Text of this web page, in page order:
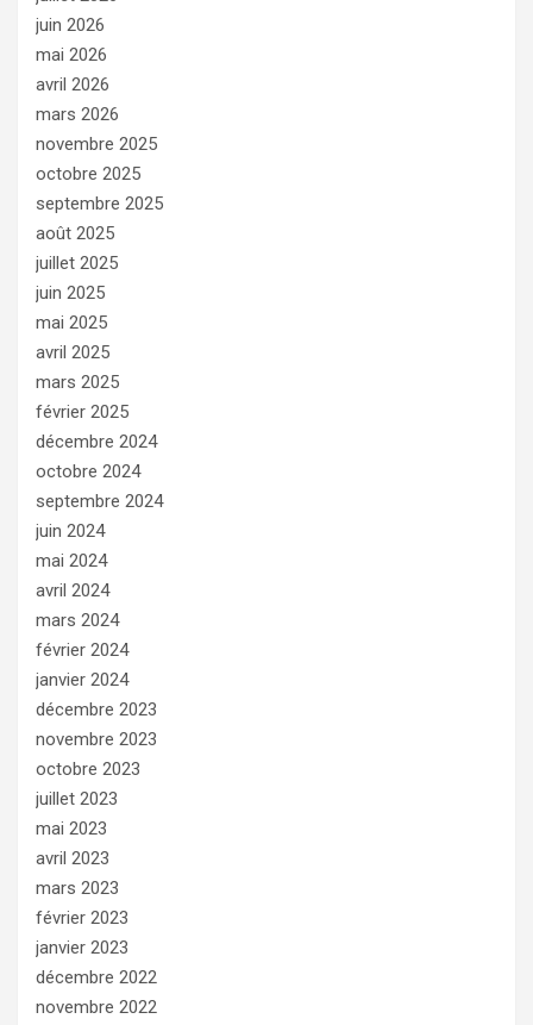
juin 2026
mai 2026
avril 2026
mars 2026
novembre 2025
octobre 2025
septembre 2025
août 2025
juillet 2025
juin 2025
mai 2025
avril 2025
mars 2025
février 2025
décembre 2024
octobre 2024
septembre 2024
juin 2024
mai 2024
avril 2024
mars 2024
février 2024
janvier 2024
décembre 2023
novembre 2023
octobre 2023
juillet 2023
mai 2023
avril 2023
mars 2023
février 2023
janvier 2023
décembre 2022
novembre 2022